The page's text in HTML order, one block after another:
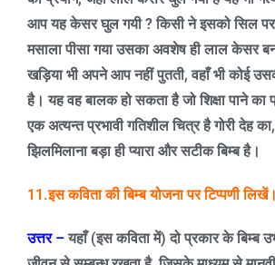
आप यह केसर घुल गयी?किसी ने इसको सिल पर
मसाला पीसा गया उसका अवशेष ही लाल केसर
खड़िया भी अपने आप नहीं पुतती,वहाँ भी कोई
है। यह वह बालक हो सकता है जो शिक्षा पाने का
एक अत्यन्त प्रभावी गतिशील चित्र है गोरी देह का
झिलमिलाना बड़ा ही प्यारा और सटीक बिम्ब है।
11.इस कविता की बिम्ब योजना पर टिप्पणी लिखें।
उत्तर –यहाँ (इस कविता में) दो प्रकार के बिम्ब